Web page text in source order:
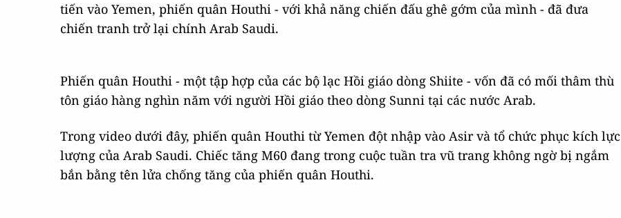
tiến vào Yemen, phiến quân Houthi - với khả năng chiến đấu ghê gớm của mình - đã đưa
chiến tranh trở lại chính Arab Saudi.
Phiến quân Houthi - một tập hợp của các bộ lạc Hồi giáo dòng Shiite - vốn đã có mối thâm thù
tôn giáo hàng nghìn năm với người Hồi giáo theo dòng Sunni tại các nước Arab.
Trong video dưới đây, phiến quân Houthi từ Yemen đột nhập vào Asir và tổ chức phục kích lực
lượng của Arab Saudi. Chiếc tăng M60 đang trong cuộc tuần tra vũ trang không ngờ bị ngắm
bắn bằng tên lửa chống tăng của phiến quân Houthi.